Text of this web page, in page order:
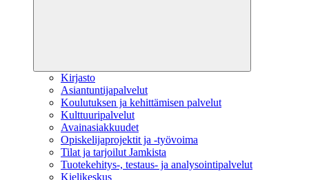
Kirjasto
Asiantuntijapalvelut
Koulutuksen ja kehittämisen palvelut
Kulttuuripalvelut
Avainasiakkuudet
Opiskelijaprojektit​ ja -työvoima
Tilat ja tarjoilut Jamkista
Tuotekehitys-, testaus- ja analysointipalvelut
Kielikeskus